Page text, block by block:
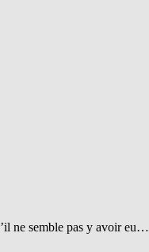
ne semble pas y avoir eu…